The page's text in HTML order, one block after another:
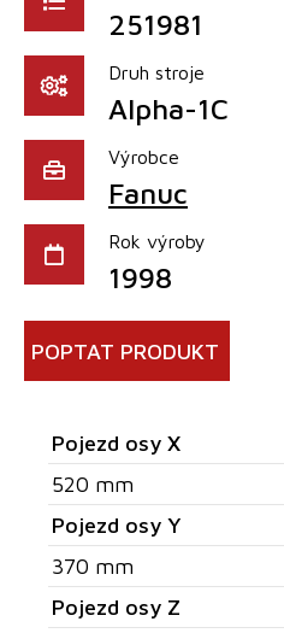
251981
Druh stroje
Alpha-1C
Výrobce
Fanuc
Rok výroby
1998
POPTAT PRODUKT
Pojezd osy X
520 mm
Pojezd osy Y
370 mm
Pojezd osy Z